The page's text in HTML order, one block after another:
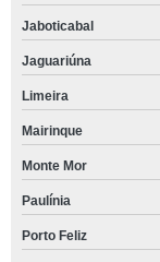
Jaboticabal
Jaguariúna
Limeira
Mairinque
Monte Mor
Paulínia
Porto Feliz